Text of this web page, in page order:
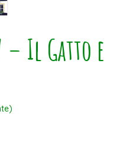
– Il Gatto e